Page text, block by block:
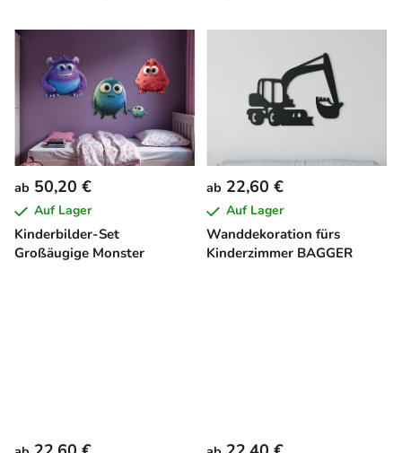
Kinderbilder-Set
Großäugige Monster
ab 50,20 €
Auf Lager
Wanddekoration fürs
Kinderzimmer BAGGER
ab 22,60 €
Auf Lager